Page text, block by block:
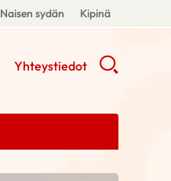
Naisen sydän Kipinä
Yhteystiedot